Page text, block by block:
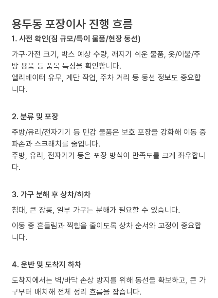
용두동 포장이사 진행 흐름
1. 사전 확인(짐 규모/특이 물품/현장 동선)
가구·가전 크기, 박스 예상 수량, 깨지기 쉬운 물품, 옷/이불/주
방 용품 등 품목 특성을 확인합니다.
엘리베이터 유무, 계단 작업, 주차 거리 등 동선 정보도 중요합
니다.
2. 분류 및 포장
주방/유리/전자기기 등 민감 물품은 보호 포장을 강화해 이동 중
파손과 스크래치를 줄입니다.
주방, 유리, 전자기기 등은 포장 방식이 만족도를 크게 좌우합니
다.
3. 가구 분해 후 상차/하차
침대, 큰 장롱, 일부 가구는 분해가 필요할 수 있습니다.
이동 중 흔들림과 찍힘을 줄이도록 상차 순서와 고정이 중요합
니다.
4. 운반 및 도착지 하차
도착지에서는 벽/바닥 손상 방지를 위해 동선을 확보하고, 큰 가
구부터 배치해 전체 정리 흐름을 잡습니다.